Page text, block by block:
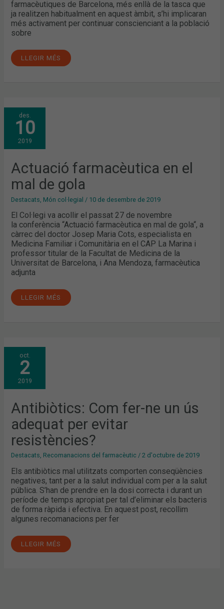
farmacèutiques de Barcelona, més enllà de la tasca que
ja realitzen habitualment en aquest àmbit, s’hi implicaran
més activament per continuar conscienciant a la població
sobre
LLEGIR MÉS
des.
10
2019
Actuació farmacèutica en el
mal de gola
Destacats Món col·legial / 10 de desembre de 2019
El Col·legi va acollir el passat 27 de novembre
la conferència “Actuació farmacèutica en mal de gola“, a
càrrec del doctor Josep Maria Cots, especialista en
Medicina Familiar i Comunitària en el CAP La Marina i
professor titular de la Facultat de Medicina de la
Universitat de Barcelona, i Ana Mendoza, farmacèutica
adjunta
ACTUACIÓ
FARMACÈUTICA
EN
EL
MAL
DE
GOLA
LLEGIR MÉS
oct.
2
2019
Antibiòtics: Com fer-ne un ús
adequat per evitar
resistències?
Destacats, Recomanacions del farmacèutic /2 d'octubre de 2019
Els antibiòtics mal utilitzats comporten conseqüències
negatives, tant per a la salut individual com per a la salut
pública. S’han de prendre en la dosi correcta i durant un
període de temps apropiat per tal d’eliminar els bacteris
de forma ràpida i efectiva. En aquest post, recollim
algunes recomanacions per fer
ANTIBIÒTICS:
COM
FER-
NE
UN
ÚS
ADEQUAT
EVITAR
RESISTÈNCIES?
LLEGIR MÉS